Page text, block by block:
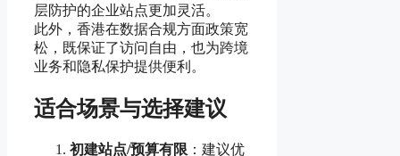
层防护的企业站点更加灵活。
此外，香港在数据合规方面政策宽
松，既保证了访问自由，也为跨境
业务和隐私保护提供便利。
适合场景与选择建议
初建站点/预算有限 ：建议优